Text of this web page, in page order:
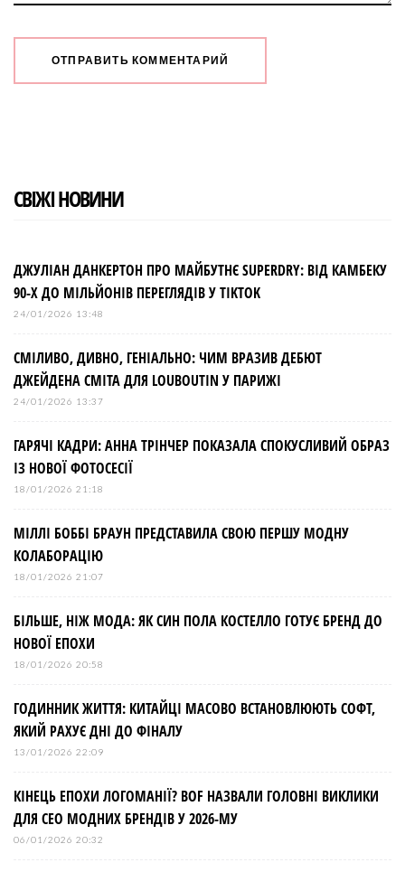
СВІЖІ НОВИНИ
ДЖУЛІАН ДАНКЕРТОН ПРО МАЙБУТНЄ SUPERDRY: ВІД КАМБЕКУ
90-Х ДО МІЛЬЙОНІВ ПЕРЕГЛЯДІВ У TIKTOK
24/01/2026 13:48
СМІЛИВО, ДИВНО, ГЕНІАЛЬНО: ЧИМ ВРАЗИВ ДЕБЮТ
ДЖЕЙДЕНА СМІТА ДЛЯ LOUBOUTIN У ПАРИЖІ
24/01/2026 13:37
ГАРЯЧІ КАДРИ: АННА ТРІНЧЕР ПОКАЗАЛА СПОКУСЛИВИЙ ОБРАЗ
ІЗ НОВОЇ ФОТОСЕСІЇ
18/01/2026 21:18
МІЛЛІ БОББІ БРАУН ПРЕДСТАВИЛА СВОЮ ПЕРШУ МОДНУ
КОЛАБОРАЦІЮ
18/01/2026 21:07
БІЛЬШЕ, НІЖ МОДА: ЯК СИН ПОЛА КОСТЕЛЛО ГОТУЄ БРЕНД ДО
НОВОЇ ЕПОХИ
18/01/2026 20:58
ГОДИННИК ЖИТТЯ: КИТАЙЦІ МАСОВО ВСТАНОВЛЮЮТЬ СОФТ,
ЯКИЙ РАХУЄ ДНІ ДО ФІНАЛУ
13/01/2026 22:09
КІНЕЦЬ ЕПОХИ ЛОГОМАНІЇ? BOF НАЗВАЛИ ГОЛОВНІ ВИКЛИКИ
ДЛЯ СЕО МОДНИХ БРЕНДІВ У 2026-МУ
06/01/2026 20:32